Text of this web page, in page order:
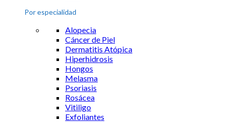
Por especialidad
Alopecia
Cáncer de Piel
Dermatitis Atópica
Hiperhidrosis
Hongos
Melasma
Psoriasis
Rosácea
Vitiligo
Exfoliantes